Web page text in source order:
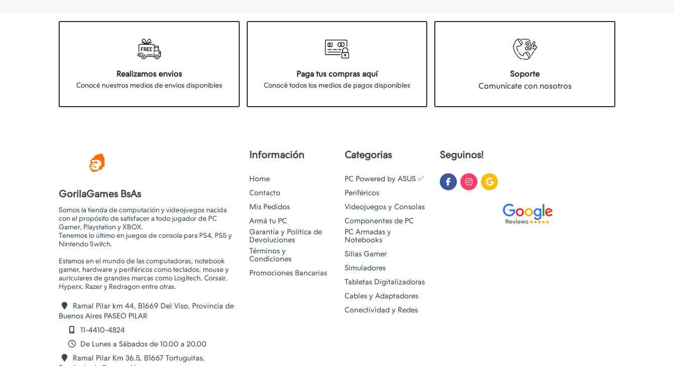
Realizamos envios
Conocé nuestros medios de envios disponibles
Paga tus compras aquí
Conocé todos los medios de pagos disponibles
Soporte
Comunícate con nosotros
GorilaGames BsAs
Somos la tienda de computación y videojuegos nacida
con el propósito de satisfacer a todo jugador de PC
Gamer, Playstation y XBOX.
Tenemos lo último en juegos de consola para PS4, PS5 y
Nintendo Switch.
Estamos en el mundo de las computadoras, notebook
gamer, hardware y periféricos como teclados, mouse y
auriculares de grandes marcas como Logitech, Corsair,
Ramal Pilar km 44, B1669 Del Viso, Provincia de
Buenos Aires PASEO PILAR
11-4410-4824
De Lunes a Sábados de 10.00 a 20.00
Ramal Pilar Km 36.5, B1667 Tortuguitas,
Información
Home
Contacto
Mis Pedidos
Armá tu PC
Garantía y Política de
Devoluciones
Términos y
Condiciones
Promociones Bancarias
Categorias
PC Powered by ASUS ✅
Periféricos
Videojuegos y Consolas
Componentes de PC
PC Armadas y
Notebooks
Sillas Gamer
Simuladores
Tabletas Digitalizadoras
Cables y Adaptadores
Conectividad y Redes
Seguinos!